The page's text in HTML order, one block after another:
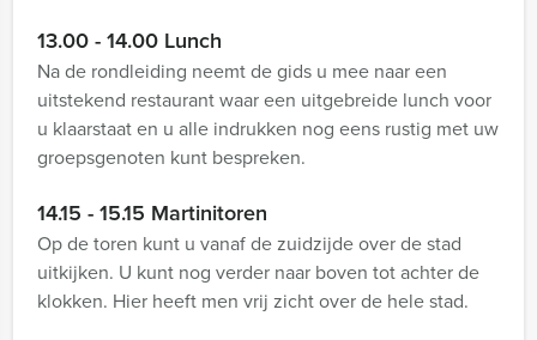
13.00 - 14.00 Lunch
Na de rondleiding neemt de gids u mee naar een
uitstekend restaurant waar een uitgebreide lunch voor
u klaarstaat en u alle indrukken nog eens rustig met uw
groepsgenoten kunt bespreken.
14.15 - 15.15 Martinitoren
Op de toren kunt u vanaf de zuidzijde over de stad
uitkijken. U kunt nog verder naar boven tot achter de
klokken. Hier heeft men vrij zicht over de hele stad.